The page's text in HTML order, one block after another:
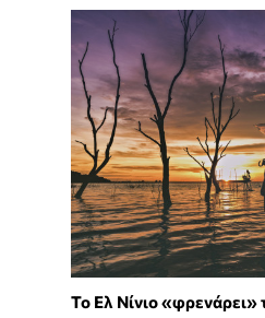
Το Ελ Νίνιο